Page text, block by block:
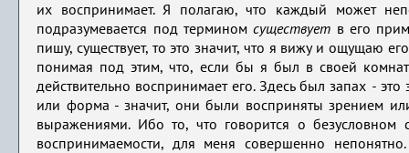
их воспринимает. Я полагаю, что каждый может
подразумевается под терминомсуществует в его
пишу, существует, то это значит, что я вижу и ощущаю
понимая под этим, что, если бы я был в своей
действительно воспринимает его. Здесь был запах -это
или форма - значит, они были восприняты зрением
выражениями. Ибо то, что говорится о
воспринимаемости, для меня совершенно